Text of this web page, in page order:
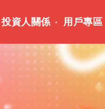
投資人關係 用戶專區